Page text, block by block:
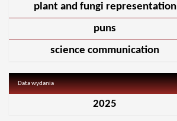
plant and fungi representation
puns
science communication
Data wydania
2025